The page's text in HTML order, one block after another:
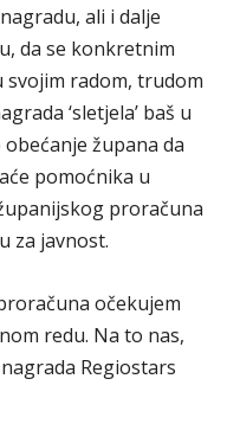
ali i dalje
da se konkretnim
svojim radom, trudom
‘sletjela’ baš u
župana da
pomoćnika u
proračuna
za javnost.
očekujem
redu. Na to nas,
Regiostars